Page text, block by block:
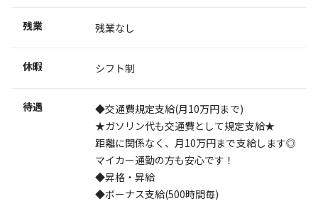
残業 残業なし
休暇 シフト制
待遇
◆交通費規定支給(月10万円まで)
★ガソリン代も交通費として規定支給★
距離に関係なく、月10万円まで支給します◎
マイカー通勤の方も安心です！
◆昇格・昇給
◆ボーナス支給(500時間毎)